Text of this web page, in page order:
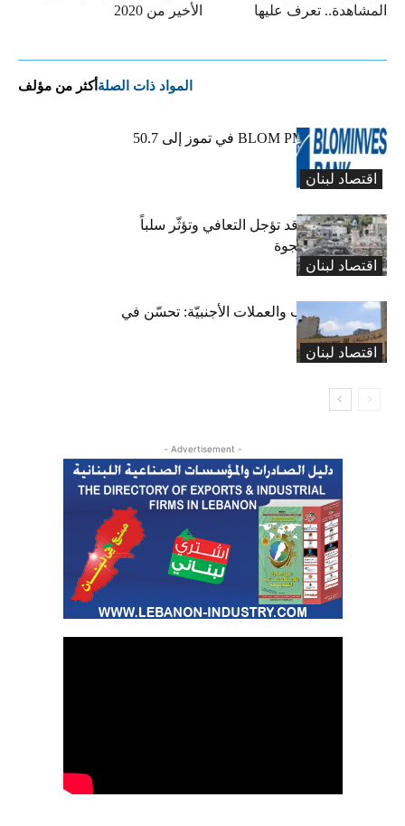
الأخير من 2020
المشاهدة.. تعرف عليها
المواد ذات الصلةأكثر من مؤلف
اقتصاد لبنان
ارتفاع مؤشر BLOM PMI في تموز إلى 50.7
نقطة
اقتصاد لبنان
فاتورة الحربين قد تؤجل التعافي وتؤثّر سلباً
على معالجة الفجوة
اقتصاد لبنان
احتياطات الذهب والعملات الأجنبيّة: تحسّن في
أرقام المركزي
- Advertisement -